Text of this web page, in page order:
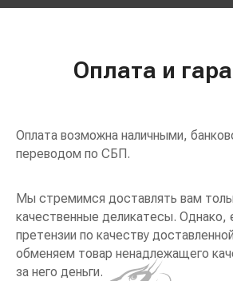
Оплата и
Оплата возможна наличными,
переводом по СБП.
Мы стремимся доставлять вам
качественные деликатесы. Однако,
претензии по качеству
обменяем товар ненадлежащего
за него деньги.